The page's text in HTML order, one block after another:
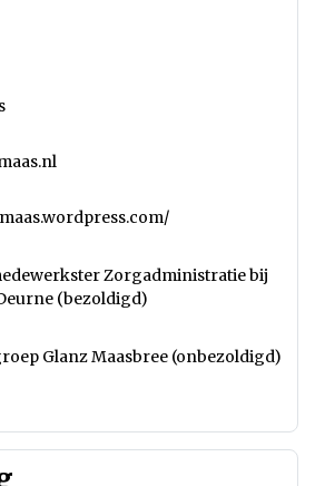
Zorgadministratie bij
(bezoldigd)
Glanz Maasbree (onbezoldigd)